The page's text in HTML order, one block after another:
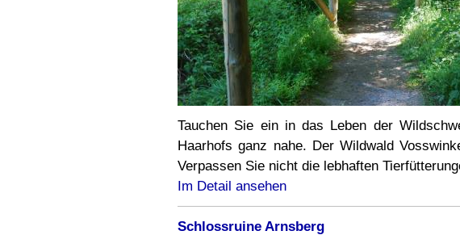
Tauchen Sie ein in das Leben der
Haarhofs ganz nahe. Der Wildwald
Verpassen Sie nicht die lebhaften
Im Detail ansehen
Schlossruine Arnsberg